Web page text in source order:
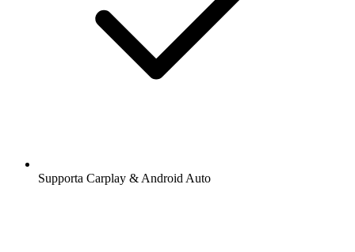
Supporta Carplay & Android Auto